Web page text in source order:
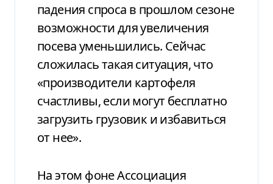
падения спроса в прошлом сезоне
возможности для увеличения
посева уменьшились. Сейчас
сложилась такая ситуация, что
«производители картофеля
счастливы, если могут бесплатно
загрузить грузовик и избавиться
от нее».
На этом фоне Ассоциация